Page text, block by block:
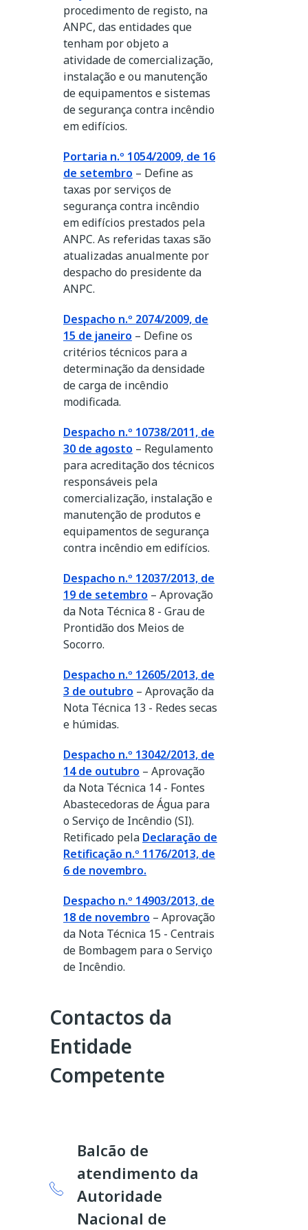
procedimento de registo, na
ANPC, das entidades que
tenham por objeto a
atividade de comercialização,
instalação e ou manutenção
de equipamentos e sistemas
de segurança contra incêndio
em edifícios.
Portaria n.º 1054/2009, de 16
de setembro – Define as
taxas por serviços de
segurança contra incêndio
em edifícios prestados pela
ANPC. As referidas taxas são
atualizadas anualmente por
despacho do presidente da
ANPC.
Despacho n.º 2074/2009, de
15 de janeiro – Define os
critérios técnicos para a
determinação da densidade
de carga de incêndio
modificada.
Despacho n.º 10738/2011, de
30 de agosto – Regulamento
para acreditação dos técnicos
responsáveis pela
comercialização, instalação e
manutenção de produtos e
equipamentos de segurança
contra incêndio em edifícios.
Despacho n.º 12037/2013, de
19 de setembro – Aprovação
da Nota Técnica 8 - Grau de
Prontidão dos Meios de
Socorro.
Despacho n.º 12605/2013, de
3 de outubro – Aprovação da
Nota Técnica 13 - Redes secas
e húmidas.
Despacho n.º 13042/2013, de
14 de outubro – Aprovação
da Nota Técnica 14 - Fontes
Abastecedoras de Água para
o Serviço de Incêndio (SI).
Retificado pela Declaração de
Retificação n.º 1176/2013, de
6 de novembro.
Despacho n.º 14903/2013, de
18 de novembro – Aprovação
da Nota Técnica 15 - Centrais
de Bombagem para o Serviço
de Incêndio.
Contactos da
Entidade
Competente
Balcão de
atendimento da
Autoridade
Nacional de